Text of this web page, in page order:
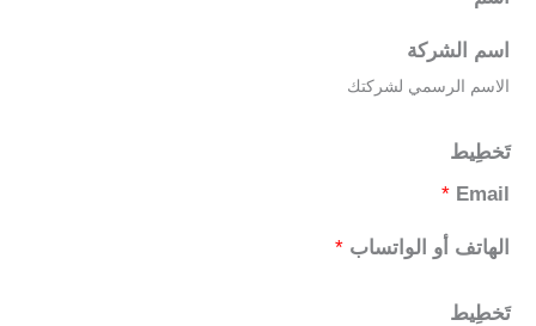
اسم الشركة
الاسم الرسمي لشركتك
تَخطِيط
Email
*
الهاتف أو الواتساب *
تَخطِيط